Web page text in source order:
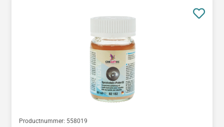
Productnummer: 558019